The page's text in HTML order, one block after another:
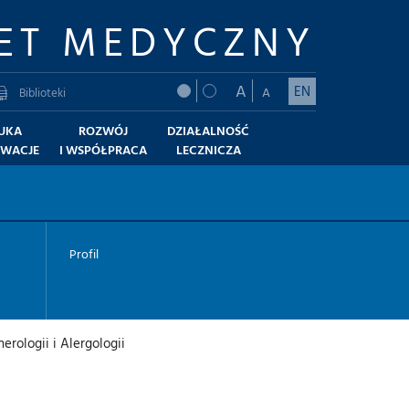
MEDYCZNY
Biblioteki A A EN
ROZWÓJ
I WSPÓŁPRACA
DZIAŁALNOŚĆ
LECZNICZA
Profil
i Alergologii